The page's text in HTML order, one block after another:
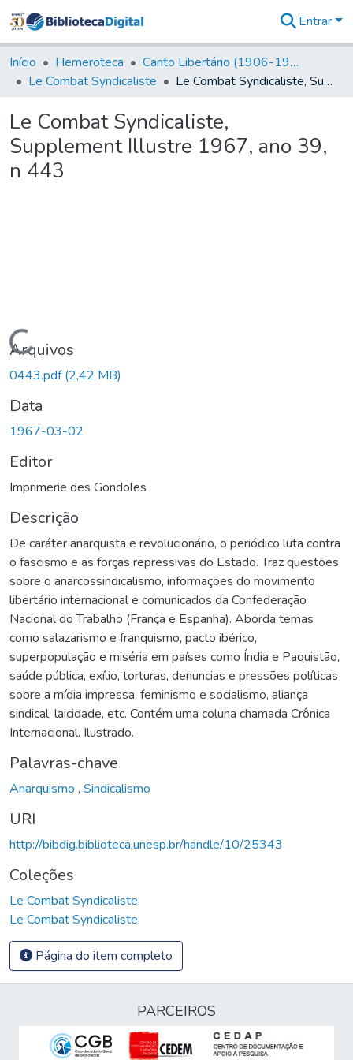
&
Coleções
Tudo na
Digital
Estatísticas
Entrar
Início Hemeroteca
Canto Libertário (1906-1995)
Le Combat Syndicaliste
Le Combat Syndicaliste, Supplement Illustre 1967, ano 39, n 443
Le Combat Syndicaliste,
Supplement Illustre 1967, ano 39,
n 443
Carregando...
Arquivos
0443.pdf(2,42 MB)
Data
1967-03-02
Editor
Imprimerie des Gondoles
Descrição
De caráter anarquista e revolucionário, o periódico luta contra
o fascismo e as forças repressivas do Estado. Traz questões
sobre o anarcossindicalismo, informações do movimento
libertário internacional e comunicados da Confederação
Nacional do Trabalho (França e Espanha). Aborda temas
como salazarismo e franquismo, pacto ibérico,
superpopulação e miséria em países como Índia e Paquistão,
saúde pública, exílio, torturas, denuncias e pressões políticas
sobre a mídia impressa, feminismo e socialismo, aliança
sindical, laicidade, etc. Contém uma coluna chamada Crônica
Internacional. Ilustrado.
Palavras-chave
Anarquismo , Sindicalismo
URI
http://bibdig.biblioteca.unesp.br/handle/10/25343
Coleções
Le Combat Syndicaliste
Le Combat Syndicaliste
Página do item completo
PARCEIROS